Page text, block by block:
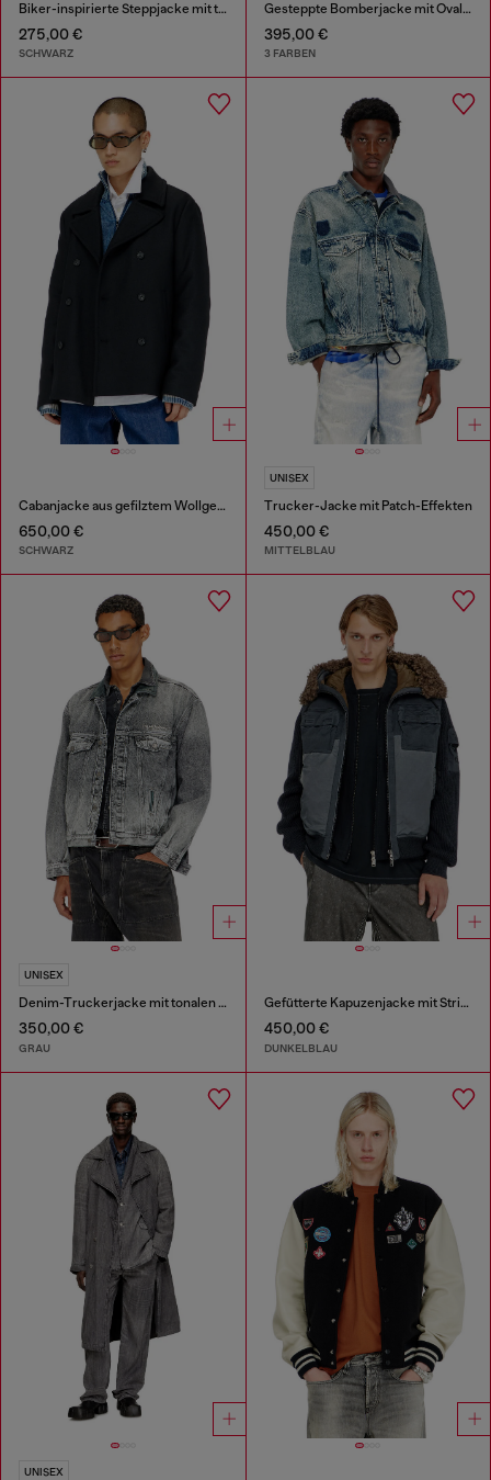
Biker-inspirierte Steppjacke mit tonalen Paspeln
275,00 €
SCHWARZ
Gesteppte Bomberjacke mit Oval-D-Stickerei
395,00 €
3 FARBEN
Cabanjacke aus gefilztem Wollgemisch
650,00 €
SCHWARZ
UNISEX
Trucker-Jacke mit Patch-Effekten
450,00 €
MITTELBLAU
UNISEX
Denim-Truckerjacke mit tonalen Lederbesätzen
350,00 €
GRAU
Gefütterte Kapuzenjacke mit Strickärmeln
450,00 €
DUNKELBLAU
UNISEX